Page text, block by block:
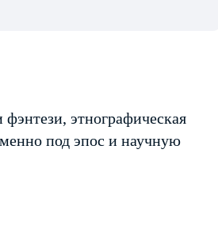
этнографическая
под эпос и научную